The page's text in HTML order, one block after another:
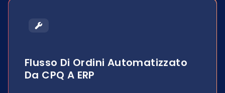
Flusso Di Ordini Automatizzato
Da CPQ A ERP